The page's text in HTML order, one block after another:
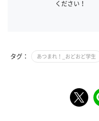
ください！
タグ： あつまれ！_おどおど学生